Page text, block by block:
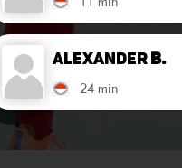
AlexanderB.
24 min